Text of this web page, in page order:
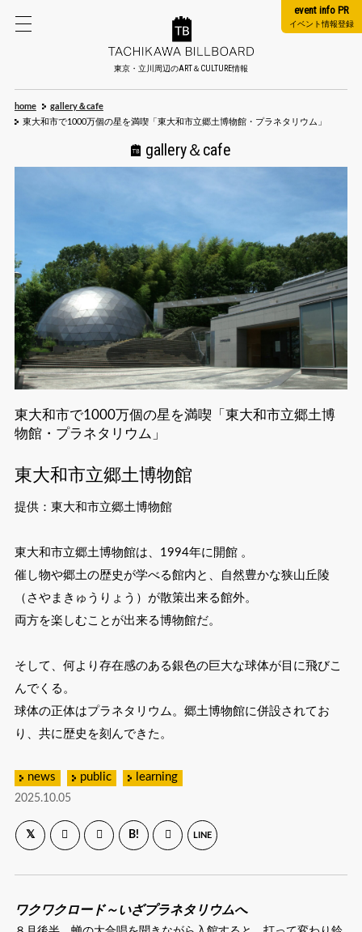
東京・立川周辺のART＆CULTURE情報
event info PR
イベント情報登録
home
gallery＆cafe
東大和市で1000万個の星を満喫「東大和市立郷土博物館・プラネタリウム」
gallery＆cafe
東大和市で1000万個の星を満喫「東大和市立郷土博
物館・プラネタリウム」
東大和市立郷土博物館
提供：東大和市立郷土博物館
東大和市立郷土博物館は、1994年に開館 。
催し物や郷土の歴史が学べる館内と、自然豊かな狭山丘陵
（さやまきゅうりょう）が散策出来る館外。
両方を楽しむことが出来る博物館だ。
そして、何より存在感のある銀色の巨大な球体が目に飛びこ
んでくる。
球体の正体はプラネタリウム。郷土博物館に併設されてお
り、共に歴史を刻んできた。
news public learning
2025.10.05
B! LINE
ワクワクロード～いざプラネタリウムへ